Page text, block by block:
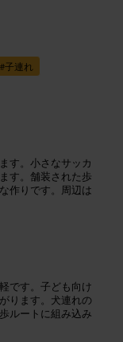
#子連れ
す。小さなサッカ
す。舗装された歩
作りです。周辺は
です。子ども向け
ります。犬連れの
ルートに組み込み